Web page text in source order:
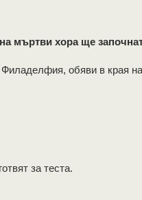
мъртви хора ще
обяви в края
за теста.